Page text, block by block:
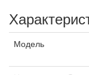
Модель